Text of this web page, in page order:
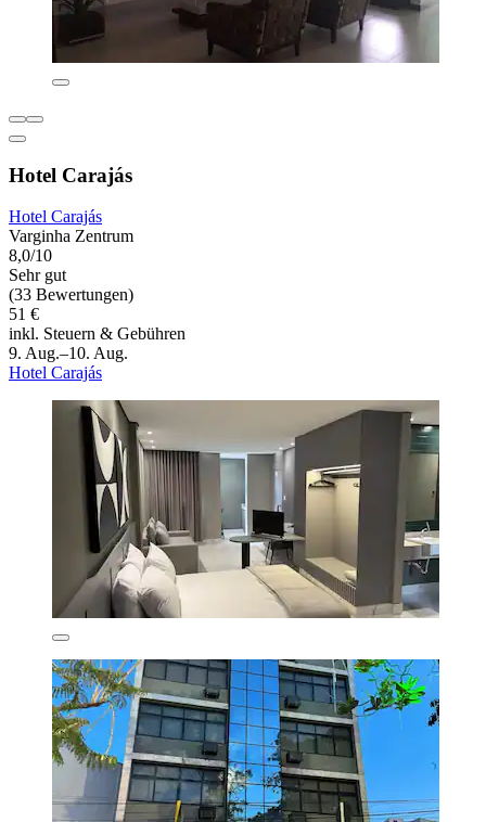
Hotel Carajás
Hotel Carajás
Varginha Zentrum
8,0/10
Sehr gut
(33 Bewertungen)
51 €
inkl. Steuern & Gebühren
9. Aug.–10. Aug.
Hotel Carajás